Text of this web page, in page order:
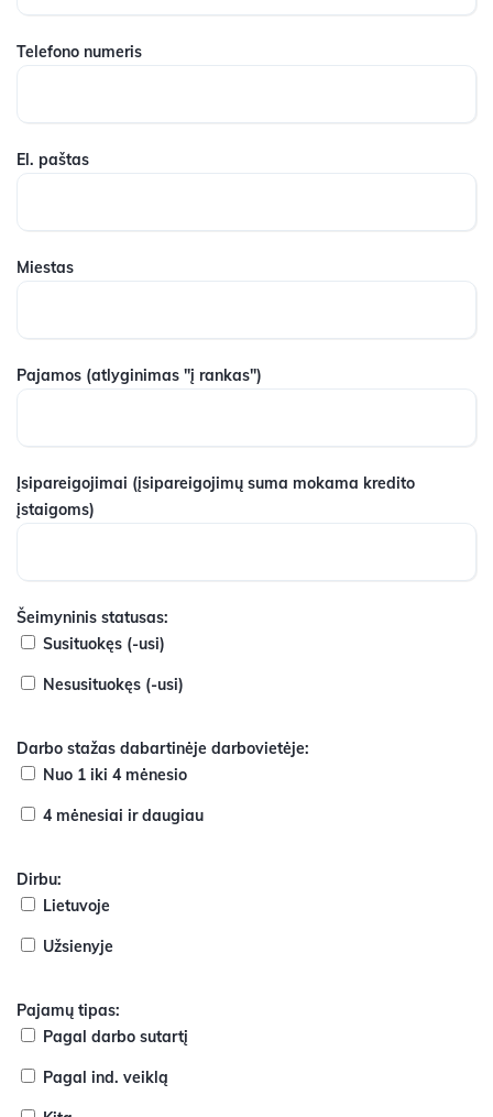
Telefono numeris
El. paštas
Miestas
Pajamos (atlyginimas "į rankas")
Įsipareigojimai (įsipareigojimų suma mokama kredito
įstaigoms)
Šeimyninis statusas:
Susituokęs (-usi)
Nesusituokęs (-usi)
Darbo stažas dabartinėje darbovietėje:
Nuo 1 iki 4 mėnesio
4 mėnesiai ir daugiau
Dirbu:
Lietuvoje
Užsienyje
Pajamų tipas:
Pagal darbo sutartį
Pagal ind. veiklą